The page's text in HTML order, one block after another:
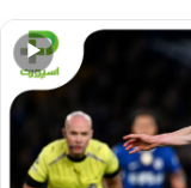
▶